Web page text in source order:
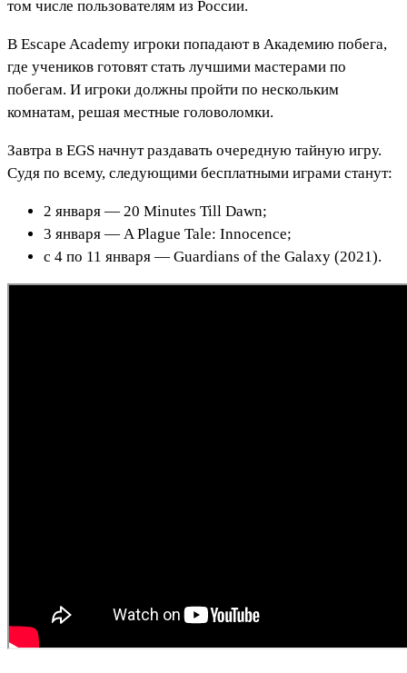
том числе пользователям из России.
В Escape Academy игроки попадают в Академию побега,
где учеников готовят стать лучшими мастерами по
побегам. И игроки должны пройти по нескольким
комнатам, решая местные головоломки.
Завтра в EGS начнут раздавать очередную тайную игру.
Судя по всему, следующими бесплатными играми станут:
2 января — 20 Minutes Till Dawn;
3 января — A Plague Tale: Innocence;
с 4 по 11 января — Guardians of the Galaxy (2021).